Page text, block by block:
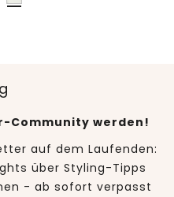
Community werden!
auf dem Laufenden:
über Styling-Tipps
- ab sofort verpasst